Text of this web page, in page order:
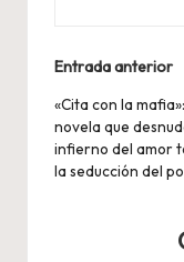
de
entradas
Entrada anterior
«Cita con la
novela que
infierno del amor
la seducción del